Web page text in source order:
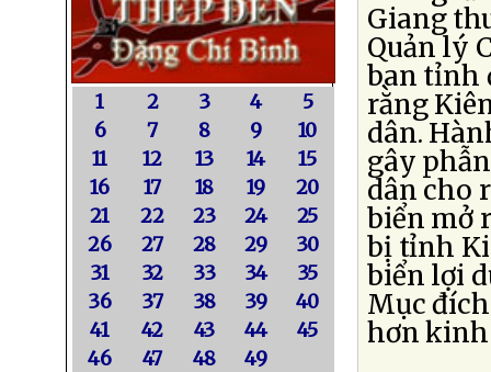
1 2 3 4
5
6
7 8 9
10
11
12 13 14
15
16
17 18 19
20
21
22 23 24
25
26
27 28 29
30
31
32 33 34
35
36
37 38 39
40
41
42 43 44
45
46
47 48 49
Giang
Quản lý
ban tỉnh
rằng
dân.
gây
dân cho
biển mở
bị tỉnh
biển lợi
Mục
hơn kinh